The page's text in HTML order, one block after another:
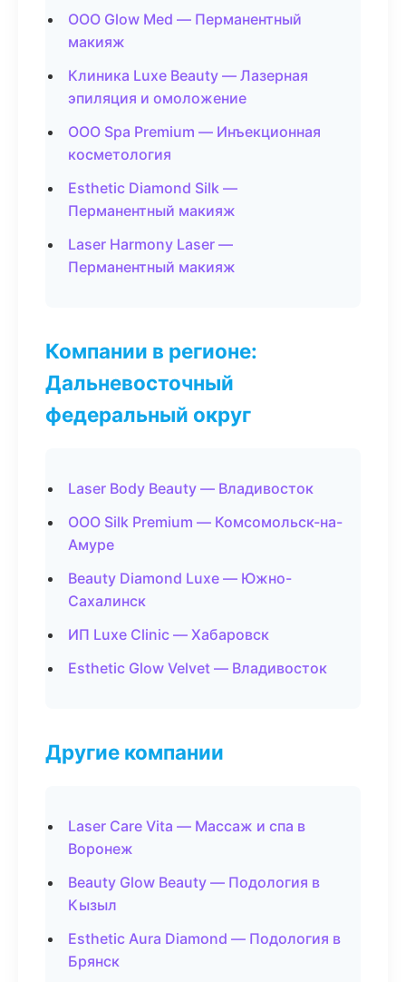
ООО Glow Med — Перманентный
макияж
Клиника Luxe Beauty — Лазерная
эпиляция и омоложение
ООО Spa Premium — Инъекционная
косметология
Esthetic Diamond Silk —
Перманентный макияж
Laser Harmony Laser —
Перманентный макияж
Компании в регионе:
Дальневосточный
федеральный округ
Laser Body Beauty — Владивосток
ООО Silk Premium — Комсомольск-на-
Амуре
Beauty Diamond Luxe — Южно-
Сахалинск
ИП Luxe Clinic — Хабаровск
Esthetic Glow Velvet — Владивосток
Другие компании
Laser Care Vita — Массаж и спа в
Воронеж
Beauty Glow Beauty — Подология в
Кызыл
Esthetic Aura Diamond — Подология в
Брянск